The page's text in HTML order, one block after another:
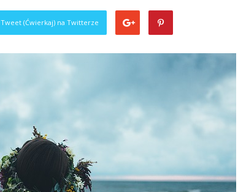
Tweet (Ćwierkaj) na Twitterze